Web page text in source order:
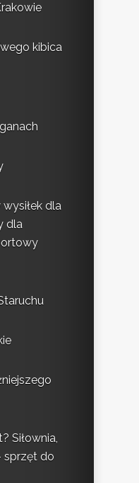
kibica
dla
dla
Siłownia,
sprzęt do